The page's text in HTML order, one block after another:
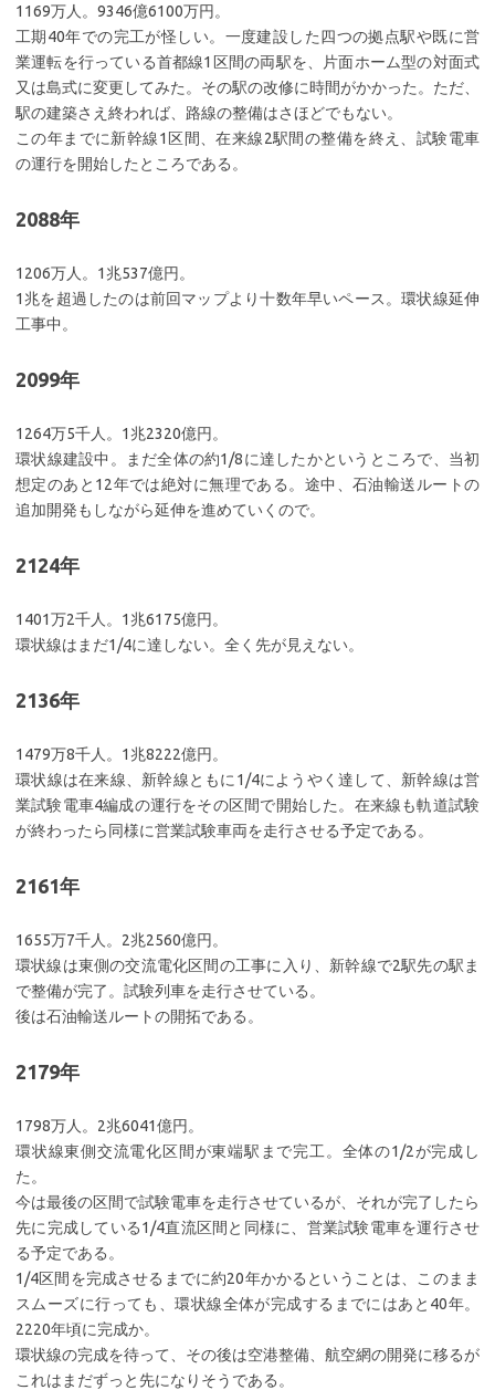
1169万人。9346億6100万円。
工期40年での完工が怪しい。一度建設した四つの拠点駅や既に営
業運転を行っている首都線1区間の両駅を、片面ホーム型の対面式
又は島式に変更してみた。その駅の改修に時間がかかった。ただ、
駅の建築さえ終われば、路線の整備はさほどでもない。
この年までに新幹線1区間、在来線2駅間の整備を終え、試験電車
の運行を開始したところである。
2088年
1206万人。1兆537億円。
1兆を超過したのは前回マップより十数年早いペース。環状線延伸
工事中。
2099年
1264万5千人。1兆2320億円。
環状線建設中。まだ全体の約1/8に達したかというところで、当初
想定のあと12年では絶対に無理である。途中、石油輸送ルートの
追加開発もしながら延伸を進めていくので。
2124年
1401万2千人。1兆6175億円。
環状線はまだ1/4に達しない。全く先が見えない。
2136年
1479万8千人。1兆8222億円。
環状線は在来線、新幹線ともに1/4にようやく達して、新幹線は営
業試験電車4編成の運行をその区間で開始した。在来線も軌道試験
が終わったら同様に営業試験車両を走行させる予定である。
2161年
1655万7千人。2兆2560億円。
環状線は東側の交流電化区間の工事に入り、新幹線で2駅先の駅ま
で整備が完了。試験列車を走行させている。
後は石油輸送ルートの開拓である。
2179年
1798万人。2兆6041億円。
環状線東側交流電化区間が東端駅まで完工。全体の1/2が完成し
た。
今は最後の区間で試験電車を走行させているが、それが完了したら
先に完成している1/4直流区間と同様に、営業試験電車を運行させ
る予定である。
1/4区間を完成させるまでに約20年かかるということは、このまま
スムーズに行っても、環状線全体が完成するまでにはあと40年。
2220年頃に完成か。
環状線の完成を待って、その後は空港整備、航空網の開発に移るが
これはまだずっと先になりそうである。